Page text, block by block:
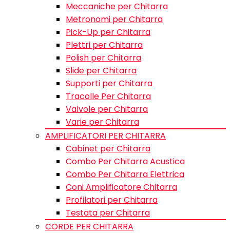
Meccaniche per Chitarra
Metronomi per Chitarra
Pick-Up per Chitarra
Plettri per Chitarra
Polish per Chitarra
Slide per Chitarra
Supporti per Chitarra
Tracolle Per Chitarra
Valvole per Chitarra
Varie per Chitarra
AMPLIFICATORI PER CHITARRA
Cabinet per Chitarra
Combo Per Chitarra Acustica
Combo Per Chitarra Elettrica
Coni Amplificatore Chitarra
Profilatori per Chitarra
Testata per Chitarra
CORDE PER CHITARRA